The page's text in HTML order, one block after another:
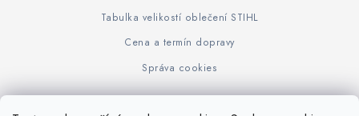
Tabulka velikostí oblečení STIHL
Cena a termín dopravy
Správa cookies